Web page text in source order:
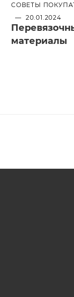
СОВЕТЫ
— 20.01.2024
материалы